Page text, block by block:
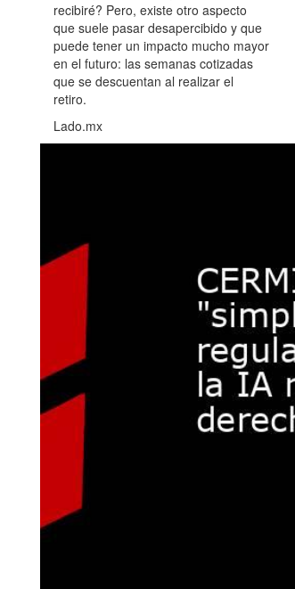
recibiré? Pero, existe otro aspecto
que suele pasar desapercibido y que
puede tener un impacto mucho mayor
en el futuro: las semanas cotizadas
que se descuentan al realizar el
retiro.
Lado.mx